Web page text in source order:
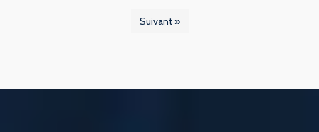
Suivant »